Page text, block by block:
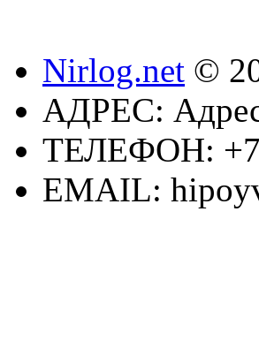
Nirlog.net ©
АДРЕС:
ТЕЛЕФОН:
EMAIL: